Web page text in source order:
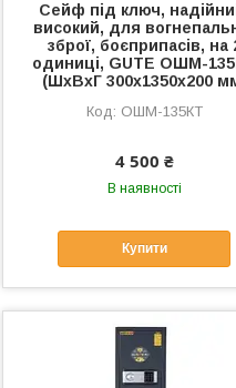
Сейф під ключ,
високий, для
зброї, боєприпасів, на
одиниці, GUTE ОШМ-
(ШхВхГ 300х1350х200
ОШМ-135КТ
4 500 ₴
В наявності
Купити